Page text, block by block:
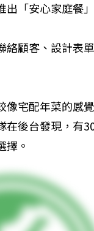
「安心家庭餐」
顧客、設計表
像宅配年菜的感
後台發現，有
擇。